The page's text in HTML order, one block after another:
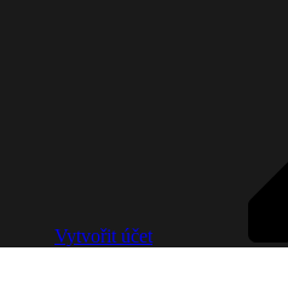
Vytvořit účet